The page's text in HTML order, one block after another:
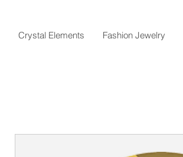
Crystal Elements Fashion Jewelry